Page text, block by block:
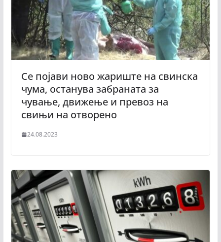
Се појави ново жариште на свинска
чума, останува забраната за
чување, движење и превоз на
свињи на отворено
24.08.2023